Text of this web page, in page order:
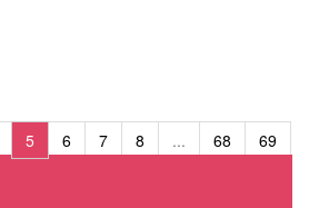
5 6 7 8 ... 68
69